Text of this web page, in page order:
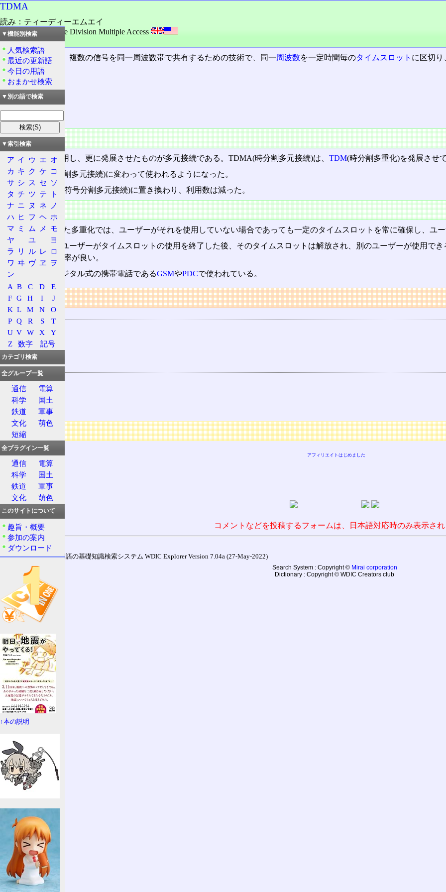
TDMA
読み：ティーディーエムエイ
外語：TDMA: Time Division Multiple Access
品詞：名詞
時分割多元接続。複数の信号を同一周波数帯で共有するための技術で、同一周波数を一定時間毎のタイムスロット に区切り
目次
概要
特徴
概要
多重化技術を応用し、更に発展させたものが多元接続である。TDMA(時分割多元接続)は、TDM(時分割多重化)を発展させ
FDMA (周波数分割多元接続)に変わって使われるようになった。
やがて、
CDMA (符号分割多元接続)に置き換わり、利用数は減った。
特徴
TDM で実現された多重化では、ユーザーがそれを使用していない場合であっても一定のタイムスロットを常に確保し、ユ
TDMAの場合、ユーザーがタイムスロットの使用を終了した後、そのタイムスロットは解放され、別のユーザーが使用で
め、回線の利用効率が良い。
TDMAは、ディジタル式の携帯電話であるGSMやPDCで使われている。
リンク
用語の所属
TDM
携帯電話
TD
関連する用語
時分割
FDMA
CDMA
広告
アフィリエイトはじめました
コメントなどを投稿するフォームは、日本語対応時のみ表示さ
通信用語の基礎知識検索システム WDIC Explorer Version 7.04a (27-May-2022)
Search System : Copyright © Mirai corporation
Dictionary : Copyright © WDIC Creators club
▼機能別検索
人気検索語
最近の更新語
今日の用語
おまかせ検索
▼別の語で検索
▼索引検索
ア イ ウ エ オ
カ キ ク ケ コ
サ シ ス セ ソ
タ チ ツ テ
ト
ナ ニ ヌ ネ
ノ
ハ ヒ フ ヘ ホ
マ ミ ム メ
モ
ヤ
ユ
ヨ
ラ
リ ル レ ロ
ワ ヰ ヴ ヱ
ヲ
ン
A B C D
E
F G H I
J
K L M N
O
P Q R S
T
U V W X
Y
Z
数字 記号
カテゴリ検索
全グループ一覧
通信
電算
科学
国土
鉄道
軍事
文化
萌色
短縮
全プラグイン一覧
通信
電算
科学
国土
鉄道
軍事
文化
萌色
このサイトについて
趣旨・概要
参加の案内
ダウンロード
↑本の説明